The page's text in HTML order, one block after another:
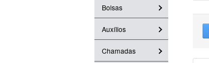
Bolsas
Auxílios
Chamadas